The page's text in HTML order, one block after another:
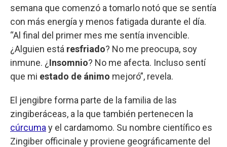
semana que comenzó a tomarlo notó que se sentía
con más energía y menos fatigada durante el día.
“Al final del primer mes me sentía invencible.
¿Alguien está resfriado? No me preocupa, soy
inmune. ¿Insomnio? No me afecta. Incluso sentí
que mi estado de ánimo mejoró”, revela.
El jengibre forma parte de la familia de las
zingiberáceas, a la que también pertenecen la
cúrcuma y el cardamomo. Su nombre científico es
Zingiber officinale y proviene geográficamente del